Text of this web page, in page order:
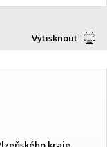
Vytisknout